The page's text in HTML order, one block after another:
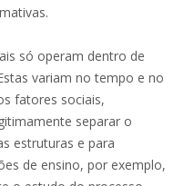
só operam dentro de
variam no tempo e no
fatores sociais,
separar o
estruturas e para
de ensino, por exemplo,